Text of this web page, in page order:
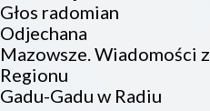
Głos radomian
Odjechana
Mazowsze. Wiadomości z
Regionu
Gadu-Gadu w Radiu